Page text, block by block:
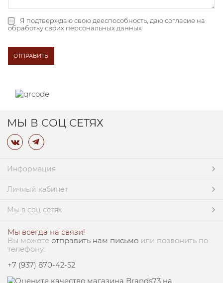
Я подтверждаю свою дееспособность, даюсогласие на
обработку своих персональных данных
МЫ В СОЦ СЕТЯХ
Информация
Личный кабинет
Мы в соц сетях
Мы всегда на связи!
Вы можете отправить нам письмо или позвонить по
телефону:
+7 (937) 870-42-52